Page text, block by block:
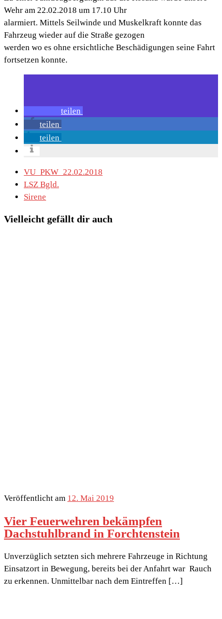
Wehr am 22.02.2018 um 17.10 Uhr
alarmiert. Mittels Seilwinde und Muskelkraft konnte das
Fahrzeug wieder auf die Straße gezogen
werden wo es ohne ersichtliche Beschädigungen seine Fahrt
fortsetzen konnte.
teilen
teilen
teilen
VU_PKW_22.02.2018
LSZ Bgld.
Sirene
Vielleicht gefällt dir auch
Veröffentlicht am 12. Mai 2019
Vier Feuerwehren bekämpfen
Dachstuhlbrand in Forchtenstein
Unverzüglich setzten sich mehrere Fahrzeuge in Richtung
Einsatzort in Bewegung, bereits bei der Anfahrt war Rauch
zu erkennen. Unmittelbar nach dem Eintreffen […]